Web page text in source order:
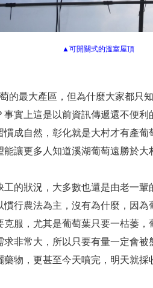
▲可開關式的溫室屋頂
的最大產區，但為什麼大家都只
實上這是以前資訊傳遞還不便
成自然，彰化就是大村才有產
讓更多人知道溪湖葡萄遠勝於大
工的狀況，大多數也還是由老一
行農法為主，沒有為什麼，因
克服，尤其是葡萄葉只要一枯萎
求非常大，所以只要有量一定會
物，更甚至今天噴完，明天就